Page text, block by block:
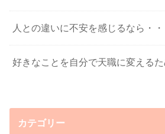
人との違いに不安を感じるなら・・
好きなことを自分で天職に変えるた
カテゴリー